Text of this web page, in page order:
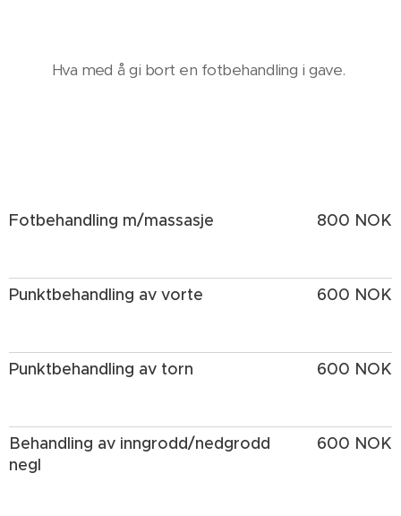
Hva med å gi bort en fotbehandling i gave.
Fotbehandling m/massasje 800 NOK
Punktbehandling av vorte 600 NOK
Punktbehandling av torn 600 NOK
Behandling av inngrodd/nedgrodd
negl
600 NOK